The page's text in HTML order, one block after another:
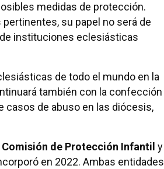
medidas de protección.
su papel no será de
instituciones eclesiásticas
de todo el mundo en la
también con la confección
casos de abuso en las diócesis,
Comisión de Protección Infantil y
en 2022. Ambas entidades